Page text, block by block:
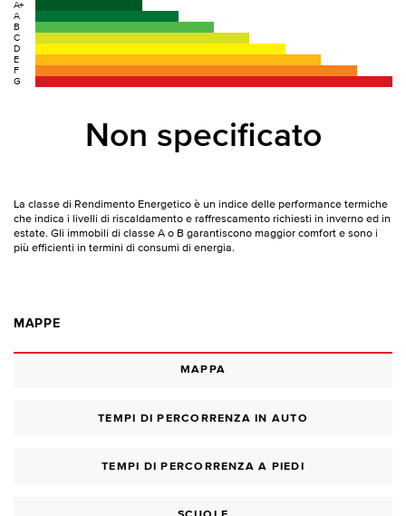
A+
A
B
C
D
E
F
G
Non specificato
La classe di Rendimento Energetico è un indice delle performance termiche
che indica i livelli di riscaldamento e raffrescamento richiesti in inverno ed in
estate. Gli immobili di classe A o B garantiscono maggior comfort e sono i
più efficienti in termini di consumi di energia.
MAPPE
MAPPA
TEMPI DI PERCORRENZA IN AUTO
TEMPI DI PERCORRENZA A PIEDI